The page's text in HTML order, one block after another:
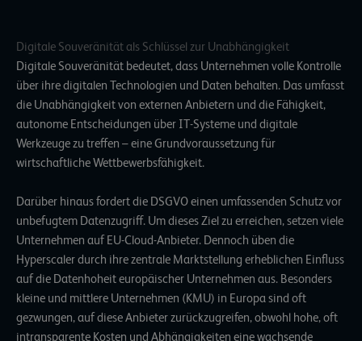
Digitale Souveränität als Schlüssel zur Unabhängigkeit
Digitale Souveränität bedeutet, dass Unternehmen volle Kontrolle
über ihre digitalen Technologien und Daten behalten. Das umfasst
die Unabhängigkeit von externen Anbietern und die Fähigkeit,
autonome Entscheidungen über IT-Systeme und digitale
Werkzeuge zu treffen – eine Grundvoraussetzung für
wirtschaftliche Wettbewerbsfähigkeit.
Darüber hinaus fordert die DSGVO einen umfassenden Schutz vor
unbefugtem Datenzugriff. Um dieses Ziel zu erreichen, setzen viele
Unternehmen auf EU-Cloud-Anbieter. Dennoch üben die
Hyperscaler durch ihre zentrale Marktstellung erheblichen Einfluss
auf die Datenhoheit europäischer Unternehmen aus. Besonders
kleine und mittlere Unternehmen (KMU) in Europa sind oft
gezwungen, auf diese Anbieter zurückzugreifen, obwohl hohe, oft
intransparente Kosten und Abhängigkeiten eine wachsende